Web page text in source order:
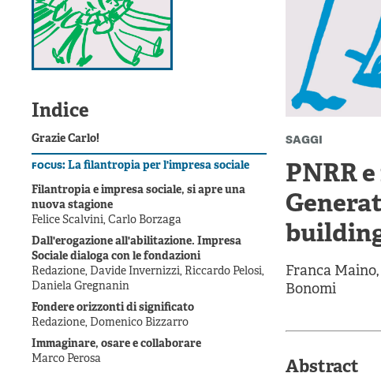
Indice
Grazie Carlo!
focus:La filantropia per l'impresa sociale
Filantropia e impresa sociale, si apre una
nuova stagione
Felice Scalvini, Carlo Borzaga
Dall'erogazione all'abilitazione. Impresa
Sociale dialoga con le fondazioni
Redazione, Davide Invernizzi, Riccardo Pelosi,
Daniela Gregnanin
Fondere orizzonti di significato
Redazione, Domenico Bizzarro
Immaginare, osare e collaborare
Marco Perosa
saggi
PNRR
Franca Maino,
Bonomi
Abstract